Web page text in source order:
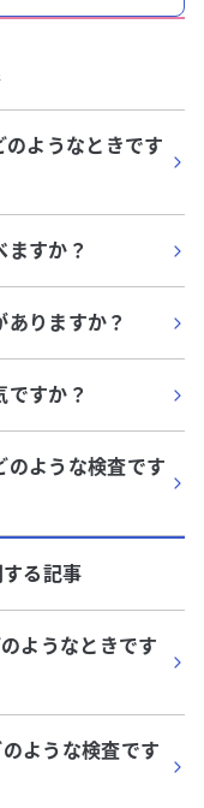
ようなときです
ますか？
りますか？
ですか？
のような検査です
する記事
ようなときです
ような検査です